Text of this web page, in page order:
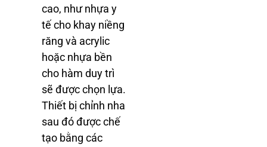
cao, như nhựa y
tế cho khay niềng
răng và acrylic
hoặc nhựa bền
cho hàm duy trì
sẽ được chọn lựa.
Thiết bị chỉnh nha
sau đó được chế
tạo bằng các